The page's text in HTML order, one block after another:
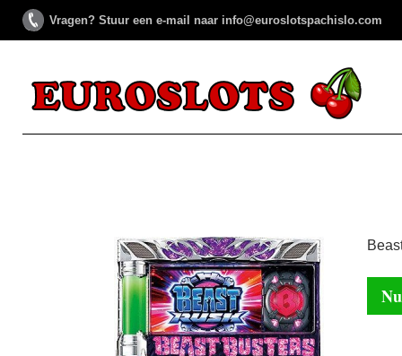
Vragen? Stuur een e-mail naar info@euroslotspachislo.com